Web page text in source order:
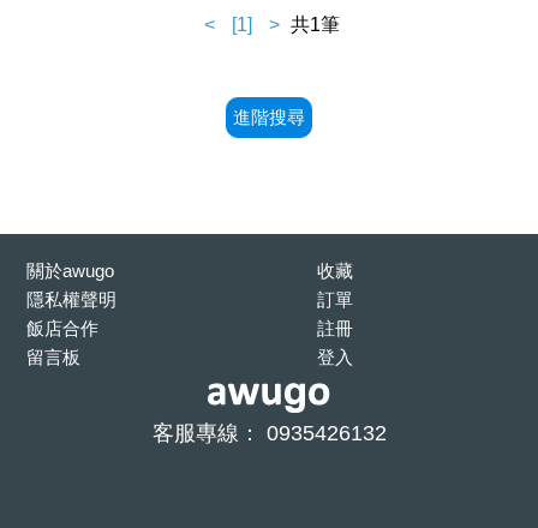
< [1] > 共1筆
進階搜尋
關於awugo
隱私權聲明
飯店合作
留言板
收藏
訂單
註冊
登入
客服專線： 0935426132